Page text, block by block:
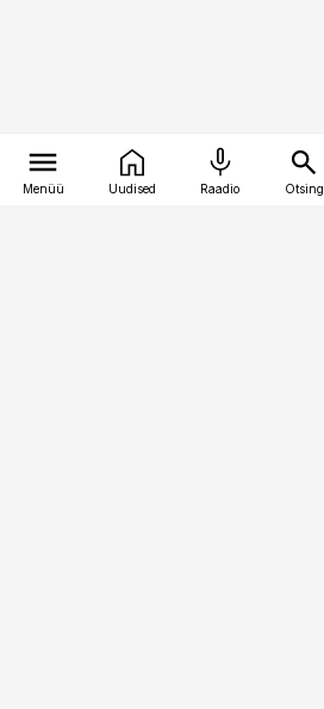
Menüü Uudised Raadio Otsing